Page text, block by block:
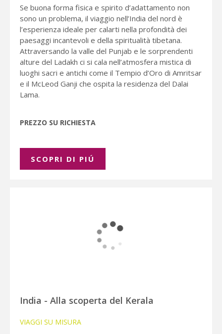
Se buona forma fisica e spirito d’adattamento non
sono un problema, il viaggio nell’India del nord è
l’esperienza ideale per calarti nella profondità dei
paesaggi incantevoli e della spiritualità tibetana.
Attraversando la valle del Punjab e le sorprendenti
alture del Ladakh ci si cala nell’atmosfera mistica di
luoghi sacri e antichi come il Tempio d’Oro di Amritsar
e il McLeod Ganji che ospita la residenza del Dalai
Lama.
PREZZO SU RICHIESTA
SCOPRI DI PIÚ
India - Alla scoperta del Kerala
VIAGGI SU MISURA